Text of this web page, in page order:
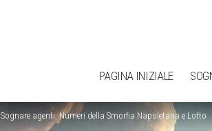
PAGINA INIZIALE
Sognare agenti: Numeri della Smorfia Napoletana e Lotto